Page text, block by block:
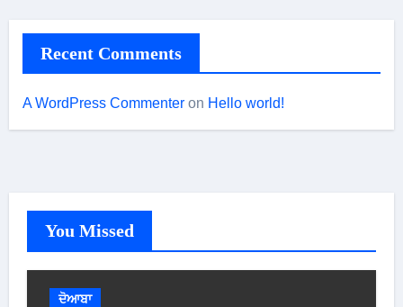
Recent Comments
A WordPress Commenteron Hello world!
You Missed
ਦੋਆਬਾ